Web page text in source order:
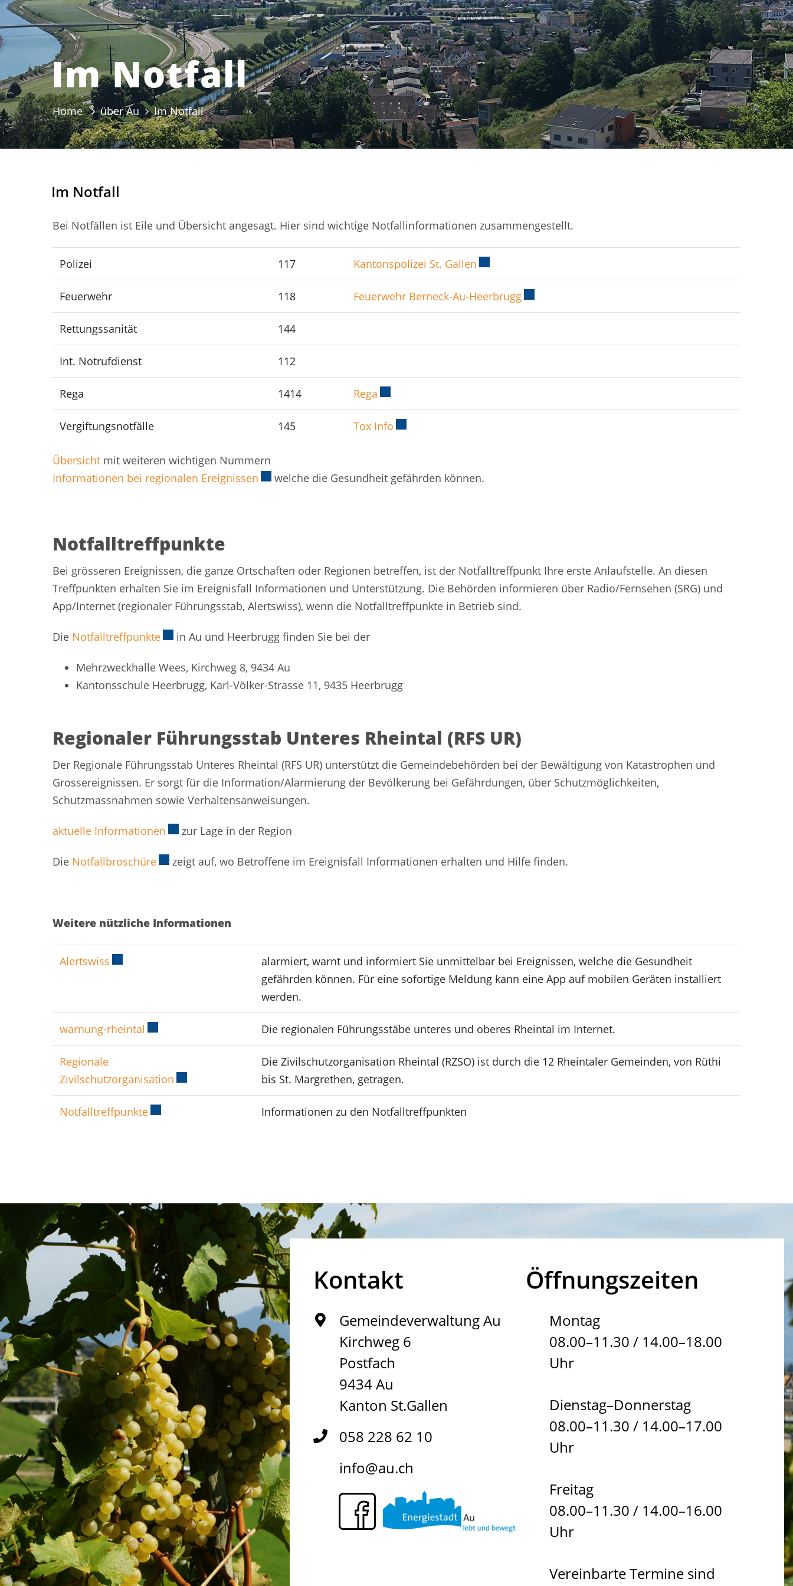
Im Notfall
Home über Au Im Notfall(ausgewählt)
Im Notfall
Bei Notfällen ist Eile und Übersicht angesagt. Hier sind wichtige Notfallinformationen zusammengestellt.
Polizei 117 Kantonspolizei St. Gallen Externer Link wird in einem neuen Fenster geöffnet.
Feuerwehr 118 Feuerwehr Berneck-Au-HeerbruggExterner Link wird in einem neuen Fenster geöffnet.
Rettungssanität 144
Int. Notrufdienst 112
Rega 1414 Rega Externer Link wird in einem neuen Fenster geöffnet.
Vergiftungsnotfälle 145 Tox Info Externer Link wird in einem neuen Fenster geöffnet.
Übersicht mit weiteren wichtigen Nummern
Informationen bei regionalen Ereignissen Externer Link wird in einem neuen Fenster geöffnet.
welche die Gesundheit gefährden können.
Notfalltreffpunkte
Bei grösseren Ereignissen, die ganze Ortschaften oder Regionen betreffen, ist der Notfalltreffpunkt Ihre erste Anlaufstelle. An diesen
Treffpunkten erhalten Sie im Ereignisfall Informationen und Unterstützung. Die Behörden informieren über Radio/Fernsehen (SRG) und
App/Internet (regionaler Führungsstab, Alertswiss), wenn die Notfalltreffpunkte in Betrieb sind.
Die NotfalltreffpunkteExterner Link wird in einem neuen Fenster geöffnet.
in Au und Heerbrugg finden Sie bei der
Mehrzweckhalle Wees, Kirchweg 8, 9434 Au
Kantonsschule Heerbrugg, Karl-Völker-Strasse 11, 9435 Heerbrugg
Regionaler Führungsstab Unteres Rheintal (RFS UR)
Der Regionale Führungsstab Unteres Rheintal (RFS UR) unterstützt die Gemeindebehörden bei der Bewältigung von Katastrophen und
Grossereignissen. Er sorgt für die Information/Alarmierung der Bevölkerung bei Gefährdungen, über Schutzmöglichkeiten,
Schutzmassnahmen sowie Verhaltensanweisungen.
aktuelle Informationen Externer Link wird in einem neuen Fenster geöffnet.
zur Lage in der Region
Die NotfallbroschüreExterner Link wird in einem neuen Fenster geöffnet.
zeigt auf, wo Betroffene im Ereignisfall Informationen erhalten und Hilfe finden.
Weitere nützliche Informationen
Alertswiss Externer Link wird in einem neuen Fenster geöffnet.alarmiert, warnt und informiert Sie unmittelbar bei Ereignissen, welche die Gesundheit
gefährden können. Für eine sofortige Meldung kann eine App auf mobilen Geräten installiert
werden.
warnung-rheintal Externer Link wird in einem neuen Fenster geöffnet.
Die regionalen Führungsstäbe unteres und oberes Rheintal im Internet.
Regionale
Zivilschutzorganisation Externer Link wird in einem neuen Fenster geöffnet.
Die Zivilschutzorganisation Rheintal (RZSO) ist durch die 12 Rheintaler Gemeinden, von Rüthi
bis St. Margrethen, getragen.
NotfalltreffpunkteExterner Link wird in einem neuen Fenster geöffnet.
Informationen zu den Notfalltreffpunkten
Fusszeile Kontakt
Gemeindeverwaltung Au
Kirchweg 6
Postfach
9434 Au
Kanton St.Gallen
058 228 62 10
info@au.ch
Öffnungszeiten
Montag
08.00–11.30 / 14.00–18.00
Uhr
Dienstag–Donnerstag
08.00–11.30 / 14.00–17.00
Uhr
Freitag
08.00–11.30 / 14.00–16.00
Uhr
Vereinbarte Termine sind